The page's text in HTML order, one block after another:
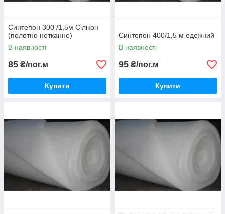
Синтепон 300 /1,5м Сілікон
(полотно нетканне)
В наявності
85 ₴/пог.м
Купити
Синтепон 400/1,5 м одежний
В наявності
95 ₴/пог.м
Купити